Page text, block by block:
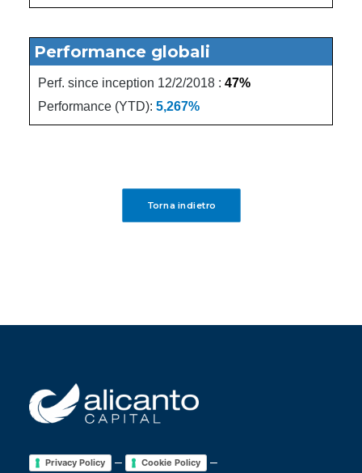
Performance globali
Perf. since inception 12/2/2018 : 47%
Performance (YTD): 5,267%
Torna indietro
Privacy Policy – Cookie Policy –